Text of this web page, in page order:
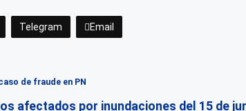
Telegram Email
de fraude en PN
afectados por inundaciones del 15 de